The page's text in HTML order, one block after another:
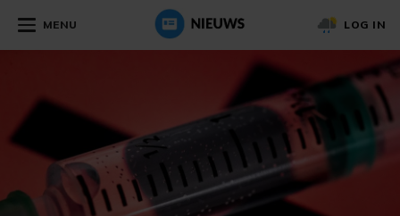
MENU LOG IN